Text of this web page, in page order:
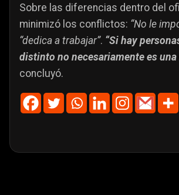
Sobre las diferencias dentro del
minimizó los conflictos: “No le
“dedica a trabajar”. “Si hay
distinto no necesariamente es una
concluyó.